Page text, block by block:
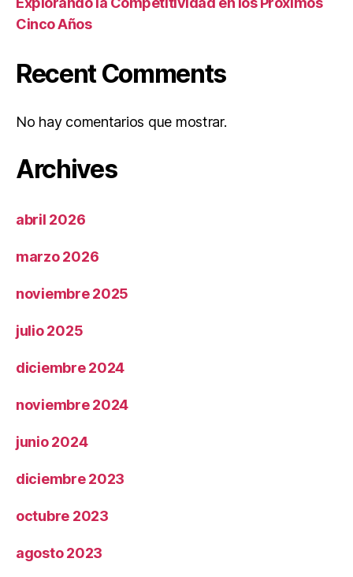
Cinco Años
Recent Comments
No hay comentarios que mostrar.
Archives
abril 2026
marzo 2026
noviembre 2025
julio 2025
diciembre 2024
noviembre 2024
junio 2024
diciembre 2023
octubre 2023
agosto 2023